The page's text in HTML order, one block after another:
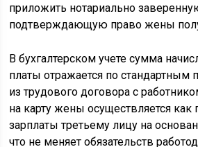
приложить нотариально
подтверждающую право жены
В бухгалтерском учете сумма
платы отражается по стандартным
из трудового договора с
на карту жены осуществляется как
зарплаты третьему лицу на
что не меняет обязательств